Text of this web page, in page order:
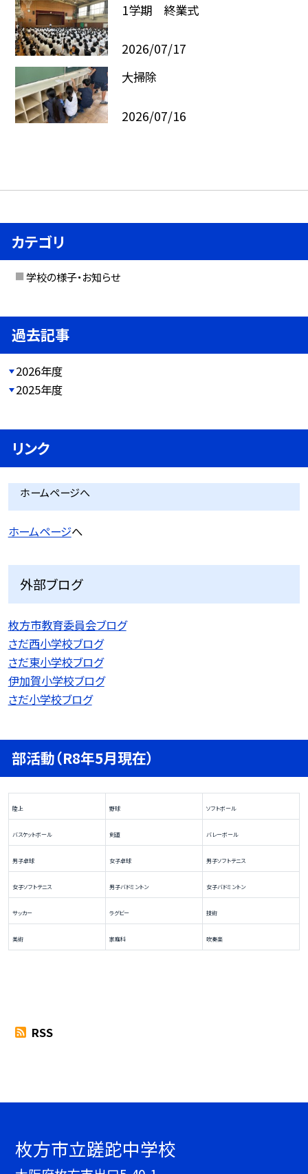
1学期 終業式
2026/07/17
大掃除
2026/07/16
カテゴリ
学校の様子・お知らせ
過去記事
2026年度
2025年度
リンク
ホームページへ
ホームページへ
外部ブログ
枚方市教育委員会ブログ
さだ西小学校ブログ
さだ東小学校ブログ
伊加賀小学校ブログ
さだ小学校ブログ
部活動（R8年5月現在）
陸上 野球 ソフトボール
バスケットボール 剣道 バレーボール
男子卓球 女子卓球 男子ソフトテニス
女子ソフトテニス 男子バドミントン 女子バドミントン
サッカー ラグビー 技術
美術 家庭科 吹奏楽
RSS
枚方市立蹉跎中学校